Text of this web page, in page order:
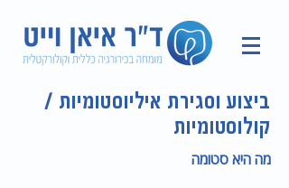
ביצוע וסגירת איליוסטומיות /
קולוסטומיות
מה היא סטומה